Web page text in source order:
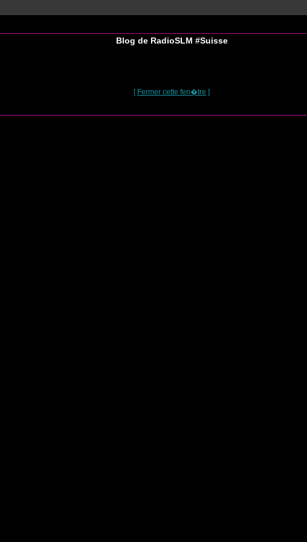
Blog de RadioSLM #Suisse
[ Fermer cette fen�tre ]